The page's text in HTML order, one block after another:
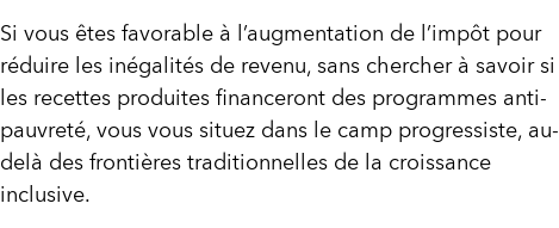
Si vous êtes favorable à l’augmentation de l’impôt pour
réduire les inégalités de revenu, sans chercher à savoir si
les recettes produites financeront des programmes anti-
pauvreté, vous vous situez dans le camp progressiste, au-
delà des frontières traditionnelles de la croissance
inclusive.